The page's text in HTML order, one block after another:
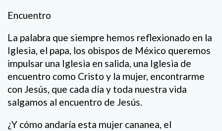
Encuentro
La palabra que siempre hemos reflexionado en la
Iglesia, el papa, los obispos de México queremos
impulsar una Iglesia en salida, una Iglesia de
encuentro como Cristo y la mujer, encontrarme
con Jesús, que cada día y toda nuestra vida
salgamos al encuentro de Jesús.
¿Y cómo andaría esta mujer cananea, el